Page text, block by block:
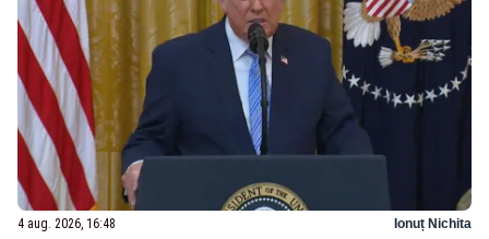
4 aug. 2026, 16:48 Ionuț Nichita